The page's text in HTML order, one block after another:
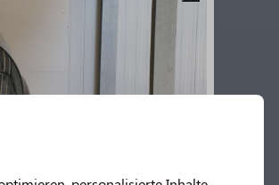
jong talent.
met andere